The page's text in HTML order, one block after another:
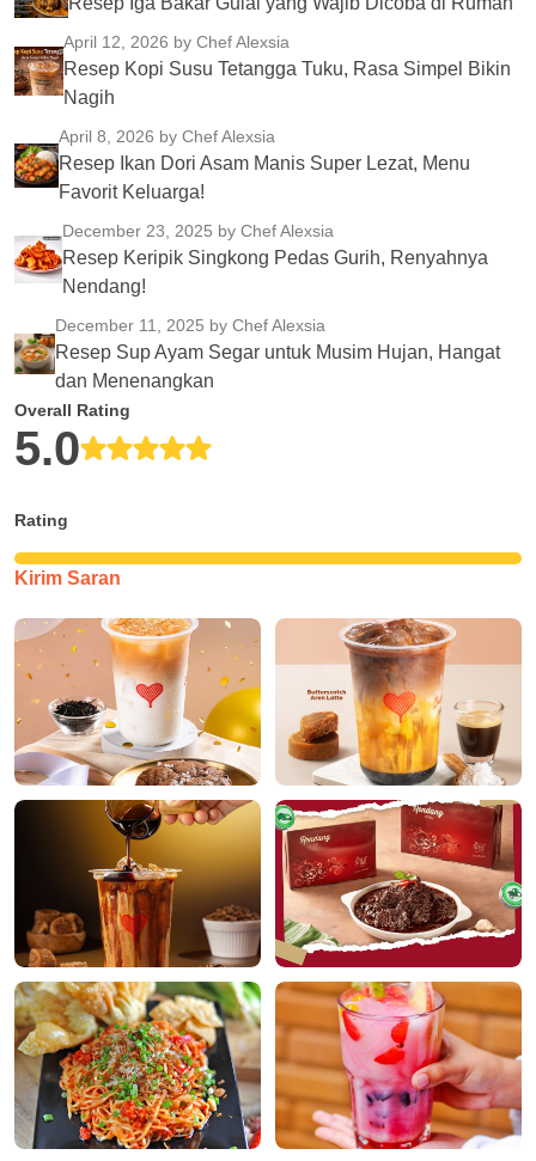
April 12, 2026 by Chef Alexsia
Resep Kopi Susu Tetangga Tuku, Rasa Simpel Bikin
Nagih
April 8, 2026 by Chef Alexsia
Resep Ikan Dori Asam Manis Super Lezat, Menu
Favorit Keluarga!
December 23, 2025 by Chef Alexsia
Resep Keripik Singkong Pedas Gurih, Renyahnya
Nendang!
December 11, 2025 by Chef Alexsia
Resep Sup Ayam Segar untuk Musim Hujan, Hangat
dan Menenangkan
Overall Rating
5.0
Rating
Kirim Saran